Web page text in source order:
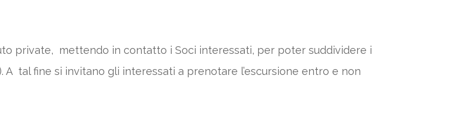
private, mettendo in contatto i Soci interessati, per poter suddividere i
tal fine si invitano gli interessati a prenotare l’escursione entro e non